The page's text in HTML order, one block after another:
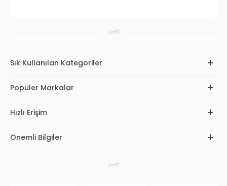
Sık Kullanılan Kategoriler
Popüler Markalar
Hızlı Erişim
Önemli Bilgiler